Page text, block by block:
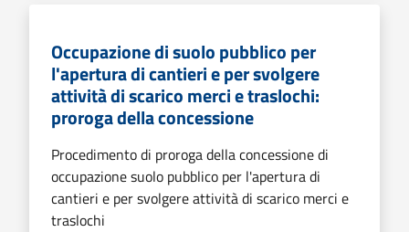
Occupazione di suolo pubblico per
l'apertura di cantieri e per svolgere
attività di scarico merci e traslochi:
proroga della concessione
Procedimento di proroga della concessione di
occupazione suolo pubblico per l'apertura di
cantieri e per svolgere attività di scarico merci e
traslochi